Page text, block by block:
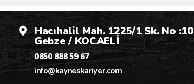
Hacıhalil Mah. 1225/1 Sk. No :10
Gebze / KOCAELİ
0850 888 59 67
info@kayneskariyer.com